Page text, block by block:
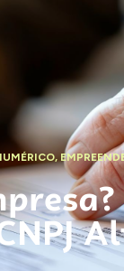
,